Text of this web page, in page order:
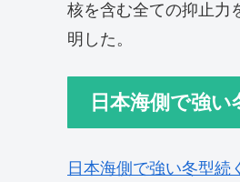
核を含む全ての抑止力
明した。
日本海側で強
日本海側で強い冬型